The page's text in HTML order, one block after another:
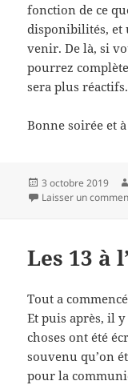
fonction de ce
disponibilités, et
venir. De là, si
pourrez
sera plus
Bonne soirée et
Publié
le
3 octobre 2019
Laisser un
Les 13 à
Tout a
Et puis après, il y
choses ont été
souvenu qu’on
pour la